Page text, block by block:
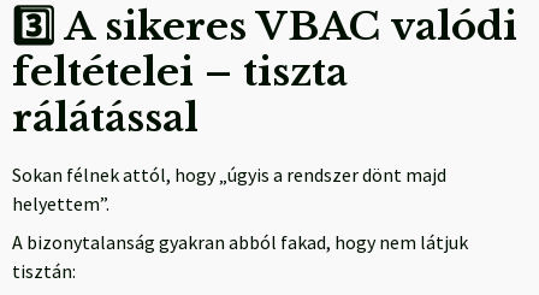
3️⃣ A sikeres VBAC valódi
feltételei – tiszta
rálátással
Sokan félnek attól, hogy „úgyis a rendszer dönt majd
helyettem”.
A bizonytalanság gyakran abból fakad, hogy nem látjuk
tisztán: